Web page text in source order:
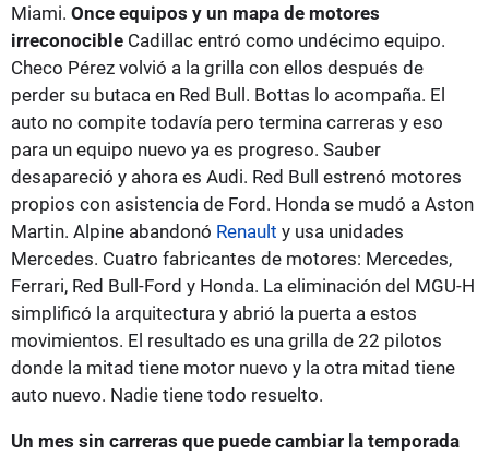
Miami. Once equipos y un mapa de motores
irreconocible Cadillac entró como undécimo equipo.
Checo Pérez volvió a la grilla con ellos después de
perder su butaca en Red Bull. Bottas lo acompaña. El
auto no compite todavía pero termina carreras y eso
para un equipo nuevo ya es progreso. Sauber
desapareció y ahora es Audi. Red Bull estrenó motores
propios con asistencia de Ford. Honda se mudó a Aston
Martin. Alpine abandonó Renault y usa unidades
Mercedes. Cuatro fabricantes de motores: Mercedes,
Ferrari, Red Bull-Ford y Honda. La eliminación del MGU-H
simplificó la arquitectura y abrió la puerta a estos
movimientos. El resultado es una grilla de 22 pilotos
donde la mitad tiene motor nuevo y la otra mitad tiene
auto nuevo. Nadie tiene todo resuelto.
Un mes sin carreras que puede cambiar la temporada